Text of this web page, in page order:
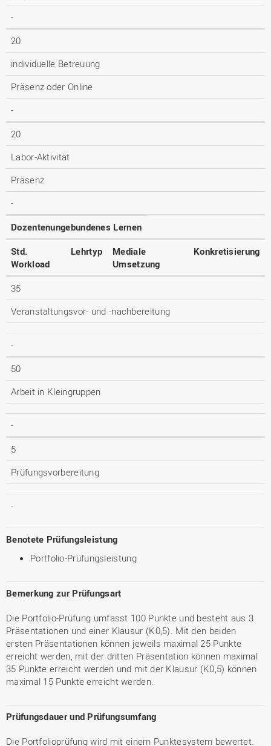
-
20
individuelle Betreuung
Präsenz oder Online
-
20
Labor-Aktivität
Präsenz
-
Dozentenungebundenes Lernen
Std.
Workload
Lehrtyp
Mediale
Umsetzung
Konkretisierung
35
Veranstaltungsvor- und -nachbereitung
-
50
Arbeit in Kleingruppen
-
5
Prüfungsvorbereitung
-
Benotete Prüfungsleistung
Portfolio-Prüfungsleistung
Bemerkung zur Prüfungsart
Die Portfolio-Prüfung umfasst 100 Punkte und besteht aus 3
Präsentationen und einer Klausur (K0,5). Mit den beiden
ersten Präsentationen können jeweils maximal 25 Punkte
erreicht werden, mit der dritten Präsentation können maximal
35 Punkte erreicht werden und mit der Klausur (K0,5) können
maximal 15 Punkte erreicht werden.
Prüfungsdauer und Prüfungsumfang
Die Portfolioprüfung wird mit einem Punktesystem bewertet.